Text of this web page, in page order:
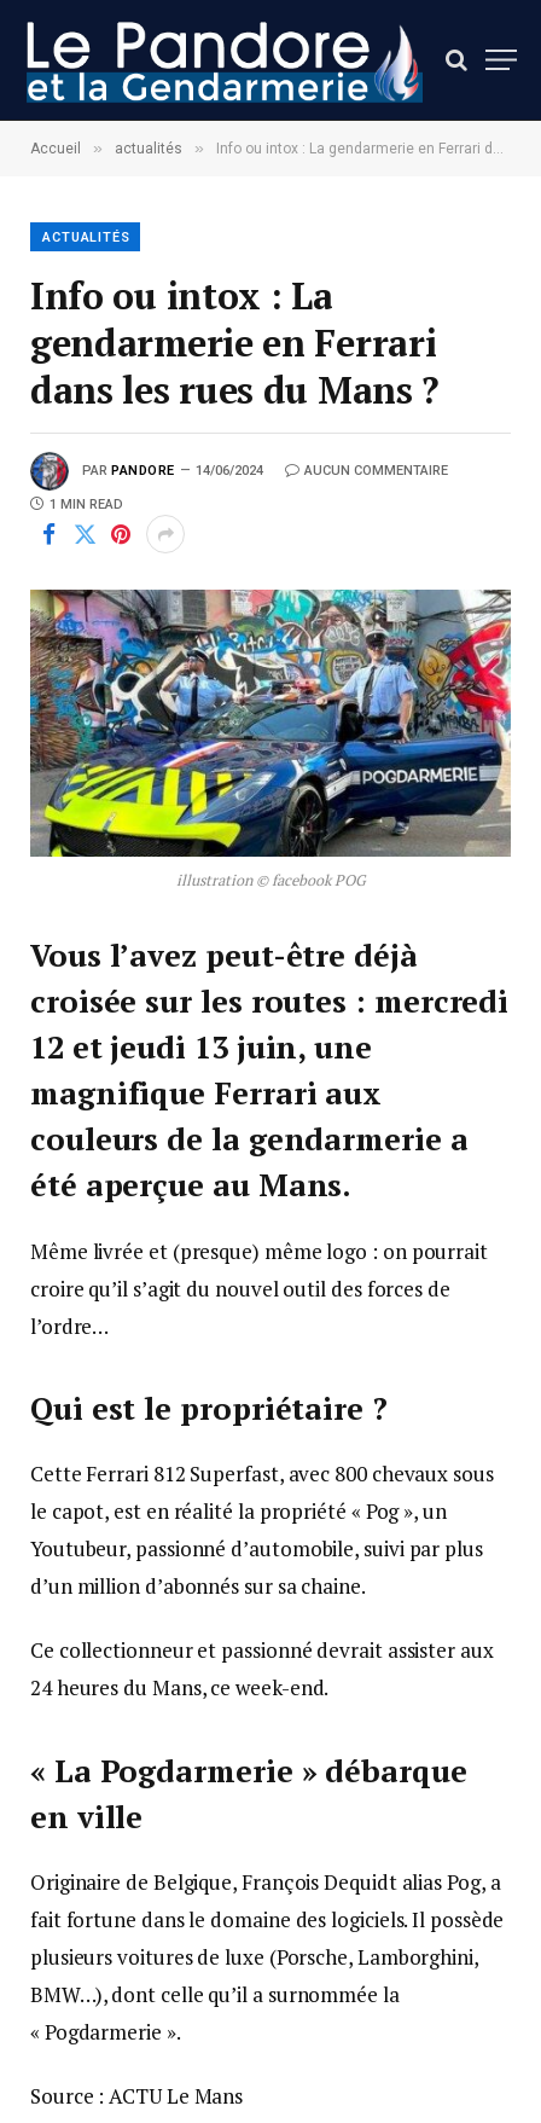
Accueil » actualités » Info ou intox : La gendarmerie en Ferrari dans les rues du Mans ?
ACTUALITÉS
Info ou intox : La
gendarmerie en Ferrari
dans les rues du Mans ?
PAR PANDORE 14/06/2024 AUCUN COMMENTAIRE
1 MIN READ
illustration © facebook POG
Vous l’avez peut-être déjà
croisée sur les routes : mercredi
12 et jeudi 13 juin, une
magnifique Ferrari aux
couleurs de la gendarmerie a
été aperçue au Mans.
Même livrée et (presque) même logo : on pourrait
croire qu’il s’agit du nouvel outil des forces de
l’ordre…
Qui est le propriétaire ?
Cette Ferrari 812 Superfast, avec 800 chevaux sous
le capot, est en réalité la propriété « Pog », un
Youtubeur, passionné d’automobile, suivi par plus
d’un million d’abonnés sur sa chaine.
Ce collectionneur et passionné devrait assister aux
24 heures du Mans, ce week-end.
« La Pogdarmerie » débarque
en ville
Originaire de Belgique, François Dequidt alias Pog, a
fait fortune dans le domaine des logiciels. Il possède
plusieurs voitures de luxe (Porsche, Lamborghini,
BMW…), dont celle qu’il a surnommée la
« Pogdarmerie ».
Source : ACTU Le Mans